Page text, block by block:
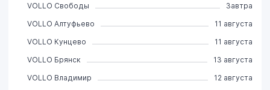
VOLLO Свободы
Завтра
VOLLO Алтуфьево
11 августа
VOLLO Кунцево
11 августа
VOLLO Брянск
13 августа
VOLLO Владимир
12 августа